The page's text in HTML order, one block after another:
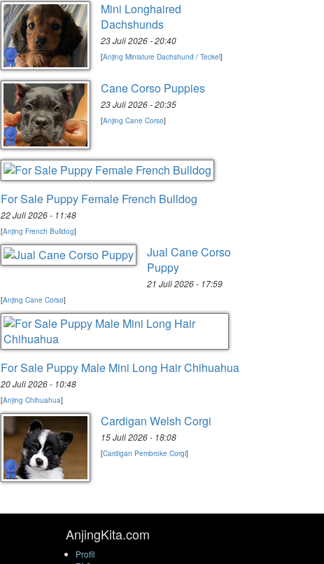
Mini Longhaired
Dachshunds
23 Juli 2026 - 20:40
[Anjing Miniature Dachshund / Teckel]
Cane Corso Puppies
23 Juli 2026 - 20:35
[Anjing Cane Corso]
For Sale Puppy Female French Bulldog
22 Juli 2026 - 11:48
[Anjing French Bulldog]
Jual Cane Corso
Puppy
21 Juli 2026 - 17:59
[Anjing Cane Corso]
For Sale Puppy Male Mini Long Hair Chihuahua
20 Juli 2026 - 10:48
[Anjing Chihuahua]
Cardigan Welsh Corgi
15 Juli 2026 - 18:08
[Cardigan Pembroke Corgi]
AnjingKita.com
Profil